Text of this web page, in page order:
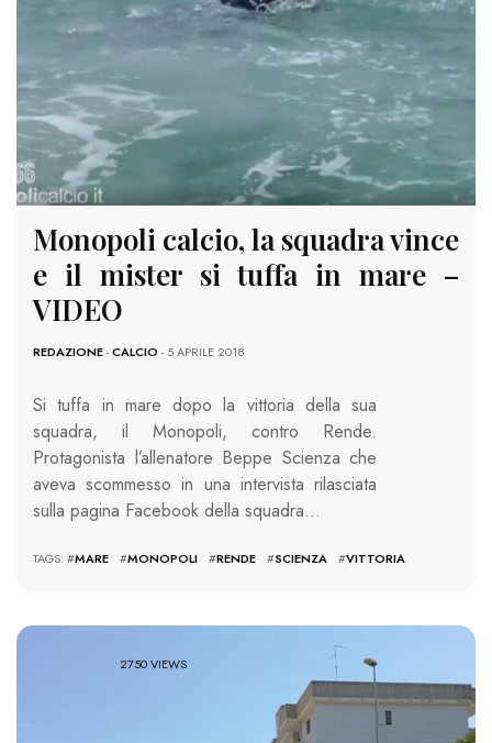
Monopoli calcio, la squadra vince
e il mister si tuffa in mare –
VIDEO
REDAZIONE-CALCIO - 5 APRILE 2018
Si tuffa in mare dopo la vittoria della sua
squadra, il Monopoli, contro Rende.
Protagonista l’allenatore Beppe Scienza che
aveva scommesso in una intervista rilasciata
sulla pagina Facebook della squadra…
TAGS: #MARE #MONOPOLI #RENDE #SCIENZA #VITTORIA
2750 VIEWS